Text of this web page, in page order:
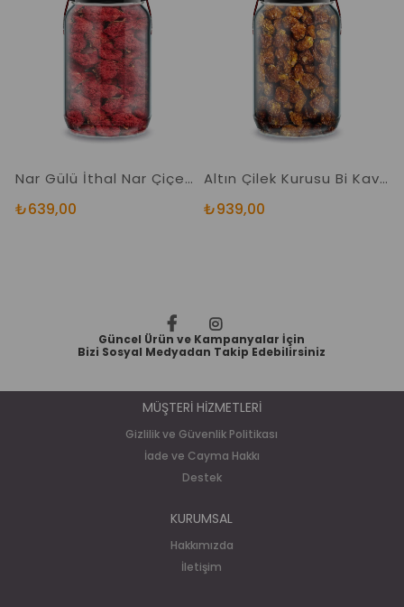
Nar Gülü İthal Nar Çiçeği Bi Kavanoz 660 cc. Cam Kavanozda Katkısız Anar Phool Gule Anaar
₺639,00
Altın Çilek Kurusu Bi Kavanoz 660 cc. Cam Kavanozda Katkısız Altın Çilek Pure Dried Goldenberry
₺939,00
Güncel Ürün ve Kampanyalar İçin
Bizi Sosyal Medyadan Takip Edebilirsiniz
MÜŞTERİ HİZMETLERİ
Gizlilik ve Güvenlik Politikası
İade ve Cayma Hakkı
Destek
KURUMSAL
Hakkımızda
İletişim